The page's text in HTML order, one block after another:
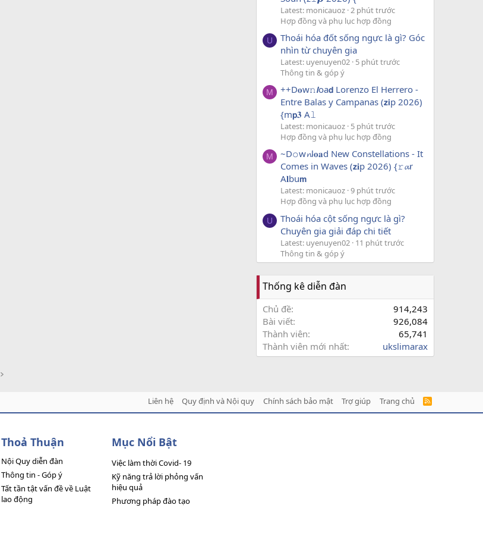
Latest: monicauoz 2 phút trước
Hợp đồng và phụ lục hợp đồng
U
Thoái hóa đốt sống ngực là gì? Góc
nhìn từ chuyên gia
Latest: uyenuyen02 5 phút trước
Thông tin & góp ý
M
++D𝐨w𝚗𝙡oa𝗱 Lorenzo El Herrero -
Entre Balas y Campanas (𝘇𝗶p 2026)
{m𝗽𝟑 A𝚕
Latest: monicauoz 5 phút trước
Hợp đồng và phụ lục hợp đồng
M
~D𝚘w𝓷l𝐨𝐚d New Constellations - It
Comes in Waves (𝘇𝐢p 2026) {𝚛𝓪r
A𝐥bu𝗺
Latest: monicauoz 9 phút trước
Hợp đồng và phụ lục hợp đồng
U
Thoái hóa cột sống ngực là gì?
Chuyên gia giải đáp chi tiết
Latest: uyenuyen02 11 phút trước
Thông tin & góp ý
Thống kê diễn đàn
Chủ đề
914,243
Bài viết
926,084
Thành viên
65,741
Thành viên mới nhất
ukslimarax
Liên hệ Quy định và Nội quy Chính sách bảo mật Trợ giúp Trang chủ
R
Thoả Thuận
Nội Quy diễn đàn
Thông tin - Góp ý
Tất tần tật vấn đề về Luật
lao động
Mục Nổi Bật
Việc làm thời Covid- 19
Kỹ năng trả lời phỏng vấn
hiệu quả
Phương pháp đào tạo